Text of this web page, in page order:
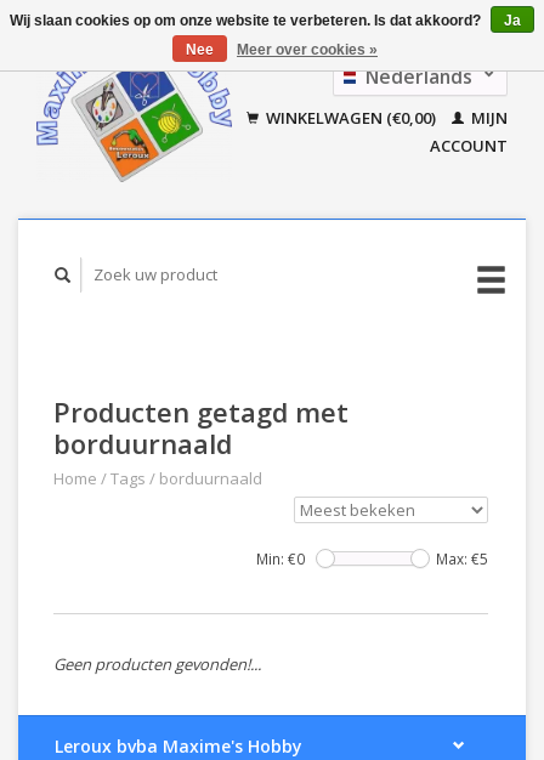
Nederlands
Français
WINKELWAGEN (€0,00)
MIJN
ACCOUNT
Producten getagd met
borduurnaald
Home /Tags / borduurnaald
Min: €0 Max: €5
Geen producten gevonden!...
Leroux bvba Maxime's Hobby
Wij slaan cookies op om onze website te verbeteren. Is dat akkoord?
Ja
Nee
Meer over cookies »